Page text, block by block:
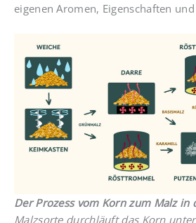
eigenen Aromen, Eigenschaften
Der Prozess vom Korn zum Malz in
Malzsorte durchläuft das Korn